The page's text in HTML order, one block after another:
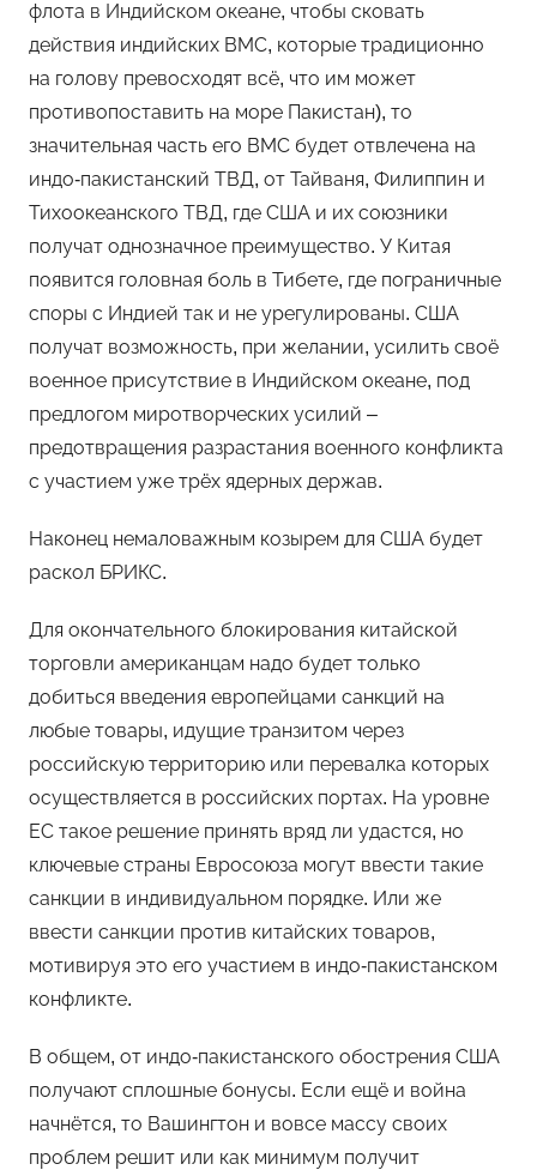
флота в Индийском океане, чтобы сковать
действия индийских ВМС, которые традиционно
на голову превосходят всё, что им может
противопоставить на море Пакистан), то
значительная часть его ВМС будет отвлечена на
индо-пакистанский ТВД, от Тайваня, Филиппин и
Тихоокеанского ТВД, где США и их союзники
получат однозначное преимущество. У Китая
появится головная боль в Тибете, где пограничные
споры с Индией так и не урегулированы. США
получат возможность, при желании, усилить своё
военное присутствие в Индийском океане, под
предлогом миротворческих усилий –
предотвращения разрастания военного конфликта
с участием уже трёх ядерных держав.
Наконец немаловажным козырем для США будет
раскол БРИКС.
Для окончательного блокирования китайской
торговли американцам надо будет только
добиться введения европейцами санкций на
любые товары, идущие транзитом через
российскую территорию или перевалка которых
осуществляется в российских портах. На уровне
ЕС такое решение принять вряд ли удастся, но
ключевые страны Евросоюза могут ввести такие
санкции в индивидуальном порядке. Или же
ввести санкции против китайских товаров,
мотивируя это его участием в индо-пакистанском
конфликте.
В общем, от индо-пакистанского обострения США
получают сплошные бонусы. Если ещё и война
начнётся, то Вашингтон и вовсе массу своих
проблем решит или как минимум получит